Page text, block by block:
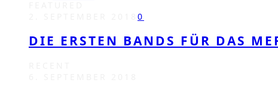
0
DIE ERSTEN BANDS FÜR DAS